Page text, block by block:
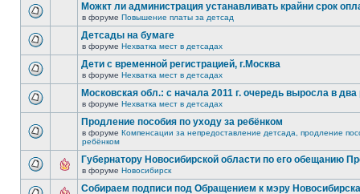
Можкт ли администрация устанавливать крайни срок
в форуме Повышение платы за детсад
Детсады на бумаге
в форуме Нехватка мест в детсадах
Дети с временной регистрацией, г.Москва
в форуме Нехватка мест в детсадах
Московская обл.: с начала 2011 г. очередь выросла в два
в форуме Нехватка мест в детсадах
Продление пособия по уходу за ребёнком
в форуме Компенсации за непредоставление детсада, продление
ребёнком
Губернатору Новосибирской области по его обещанию
в форуме Новосибирск
Собираем подписи под Обращением к мэру